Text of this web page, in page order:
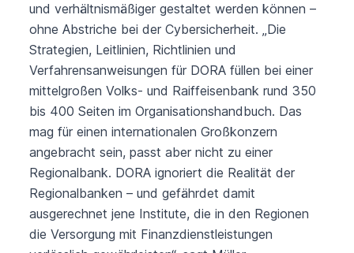
und verhältnismäßiger gestaltet werden können –
ohne Abstriche bei der Cybersicherheit. „Die
Strategien, Leitlinien, Richtlinien und
Verfahrensanweisungen für DORA füllen bei einer
mittelgroßen Volks- und Raiffeisenbank rund 350
bis 400 Seiten im Organisationshandbuch. Das
mag für einen internationalen Großkonzern
angebracht sein, passt aber nicht zu einer
Regionalbank. DORA ignoriert die Realität der
Regionalbanken – und gefährdet damit
ausgerechnet jene Institute, die in den Regionen
die Versorgung mit Finanzdienstleistungen